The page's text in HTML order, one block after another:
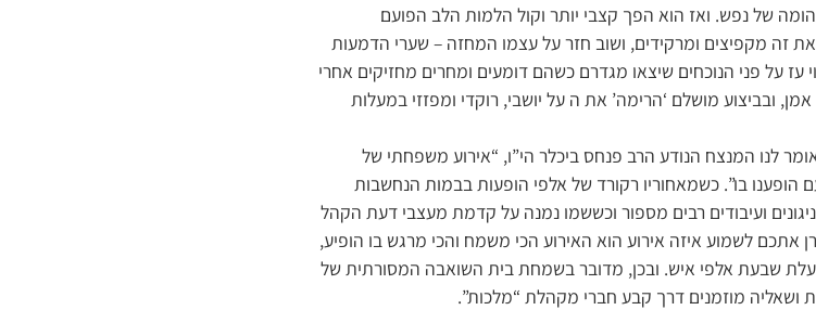
של נפש. ואז הוא הפך קצבי יותר וקול הלמות הלב הפועם
זה מקפיצים ומרקידים, ושוב חזר על עצמו המחזה – שערי הדמעות
על פני הנוכחים שיצאו מגדרם כשהם דומעים ומחרים מחזיקים אחרי
ובביצוע מושלם ‘הרימה’ את ה על יושבי, רוקדי ומפזזי במעלות
לנו המנצח הנודע הרב פנחס ביכלר הי”ו, “אירוע משפחתי של
בו”. כשמאחוריו רקורד של אלפי הופעות בבמות הנחשבות
ועיבודים רבים מספור וכששמו נמנה על קדמת מעצבי דעת הקהל
אתכם לשמוע איזה אירוע הוא האירוע הכי משמח והכי מרגש בו הופיע,
שבעת אלפי איש. ובכן, מדובר בשמחת בית השואבה המסורתית של
ושאליה מוזמנים דרך קבע חברי מקהלת “מלכות”.